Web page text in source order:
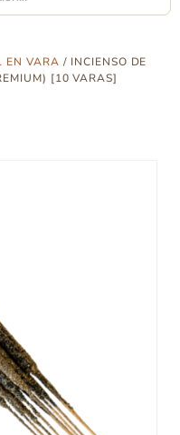
EN VARA / INCIENSO DE
[10 VARAS]